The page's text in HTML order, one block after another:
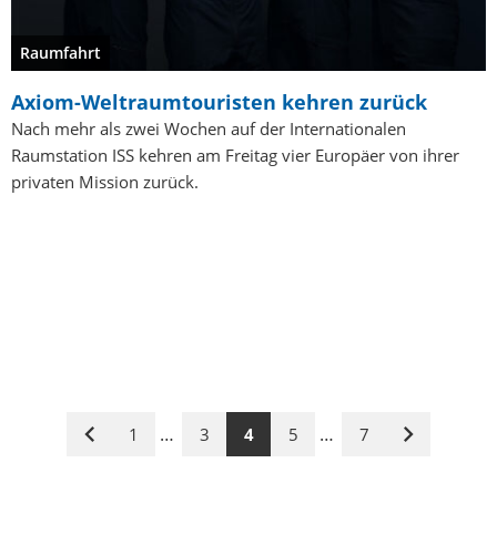
Raumfahrt
Axiom-Weltraumtouristen kehren zurück
Nach mehr als zwei Wochen auf der Internationalen
Raumstation ISS kehren am Freitag vier Europäer von ihrer
privaten Mission zurück.
Vorige
1 … 3 4 5 … 7
Nächste